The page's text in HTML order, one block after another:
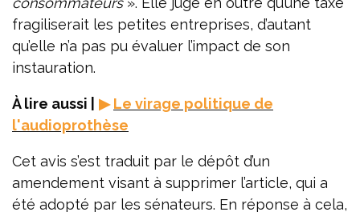
fragiliserait les petites entreprises, d’autant
qu’elle n’a pas pu évaluer l’impact de son
instauration.
À lire aussi | ▶Le virage politique de
l'audioprothèse
Cet avis s’est traduit par le dépôt d’un
amendement visant à supprimer l’article, qui a
été adopté par les sénateurs. En réponse à cela,